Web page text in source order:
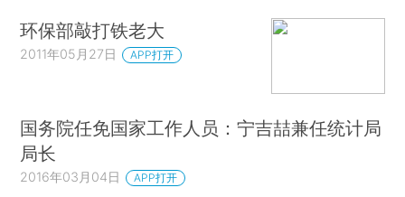
环保部敲打铁老大
2011年05月27日 APP打开
国务院任免国家工作人员：宁吉喆兼任统计局
局长
2016年03月04日 APP打开